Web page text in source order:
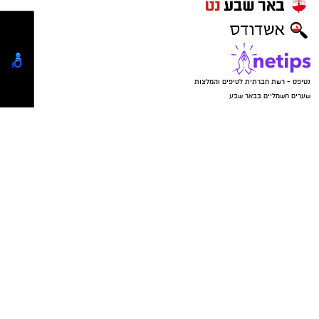
הדגים היא פחדנית יותר. מסקנת התלמידים היא
שבני אדם מאכילים את הדגים בניגוד להנחיות ולכן
הדפדופים מתקרבים אליהם. לדג הדפדוף יכולת
למידה- בבלט לא מאכילים אותו וליד הגשר כן.
שונית האלמוגים של מפרץ אילת היא הצפונית